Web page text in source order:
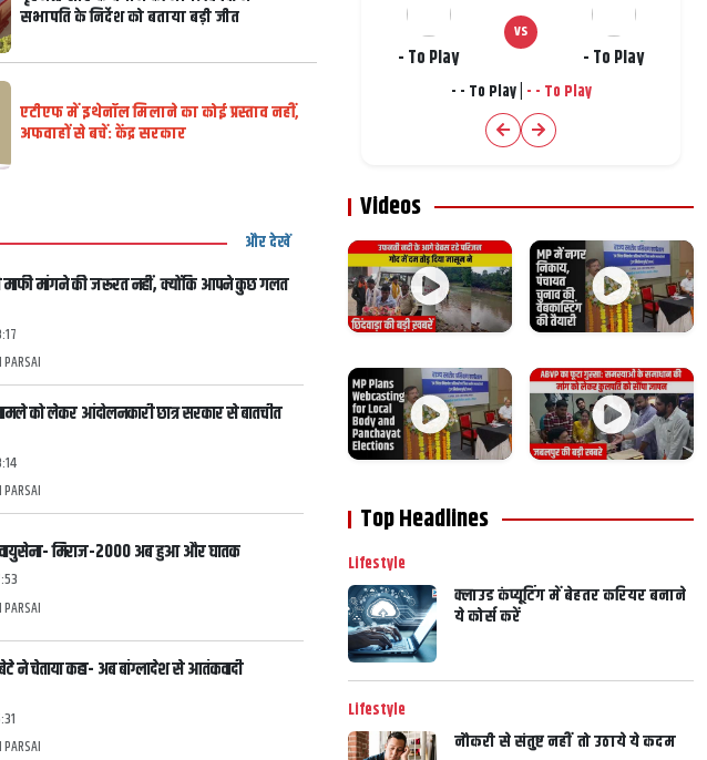
मिलाने का कोई प्रस्ताव नहीं, अफवाहों से बचें: केंद्र
का कहर: यूपी में बाढ़ से स्कूल हुए जलमग्न
सभापति के निर्देश को बताया बड़ी जीत
एटीएफ में इथेनॉल मिलाने का कोई प्रस्ताव नहीं,
अफवाहों से बचें: केंद्र सरकार
और देखें
मांगने की जरूरत नहीं, क्योंकि आपने कुछ गलत
को लेकर आंदोलनकारी छात्र सरकार से बातचीत
वायुसेना- मिराज-2000 अब हुआ और घातक
ने चेताया कहा- अब बांग्लादेश से आतंकवादी
- To Play
VS
- To Play
- - To Play| - - To Play
Videos
Top Headlines
Lifestyle
क्लाउड कंप्यूटिंग में बेहतर करियर बनाने
ये कोर्स करें
Lifestyle
नौकरी से संतुष्ट नहीं तो उठाये ये कदम